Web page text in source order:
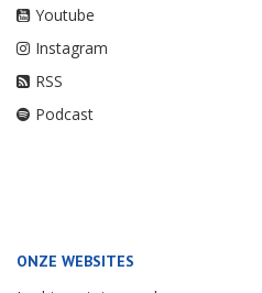
Youtube
Instagram
RSS
Podcast
ONZE WEBSITES